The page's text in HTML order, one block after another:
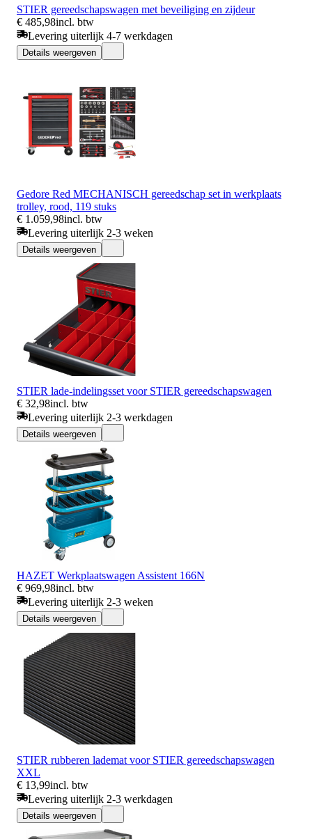
STIER gereedschapswagen met beveiliging en zijdeur
€ 485,98incl. btw
Levering uiterlijk 4-7 werkdagen
Details weergeven
Gedore Red MECHANISCH gereedschap set in werkplaats
trolley, rood, 119 stuks
€ 1.059,98incl. btw
Levering uiterlijk 2-3 weken
Details weergeven
STIER lade-indelingsset voor STIER gereedschapswagen
€ 32,98incl. btw
Levering uiterlijk 2-3 werkdagen
Details weergeven
HAZET Werkplaatswagen Assistent 166N
€ 969,98incl. btw
Levering uiterlijk 2-3 weken
Details weergeven
STIER rubberen lademat voor STIER gereedschapswagen
XXL
€ 13,99incl. btw
Levering uiterlijk 2-3 werkdagen
Details weergeven